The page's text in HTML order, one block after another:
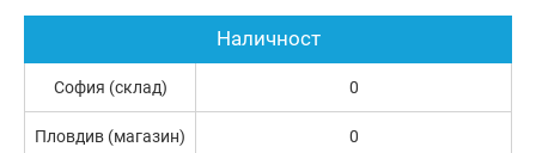
Наличност
София (склад) 0
Пловдив (магазин) 0